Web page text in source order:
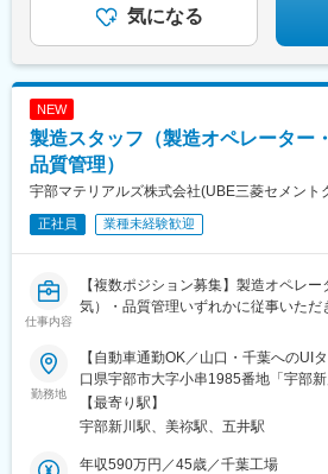
気になる
NEW
製造スタッフ（製造オペレーター
品質管理）
宇部マテリアルズ株式会社(UBE三菱セメント
正社員 業種未経験歓迎
仕事内容
【複数ポジション募集】製造オペレ
気）・品質管理いずれかに従事いただ
勤務地
【自動車通勤OK／山口・千葉へのUI
口県宇部市大字小串1985番地「宇部
工場山口県美祢市伊佐町伊佐4611番1
葉工場千葉県市原市五井南海岸8番地2
禁煙）
【最寄り駅】
宇部新川駅、美祢駅、五井駅
年収590万円／45歳／千葉工場